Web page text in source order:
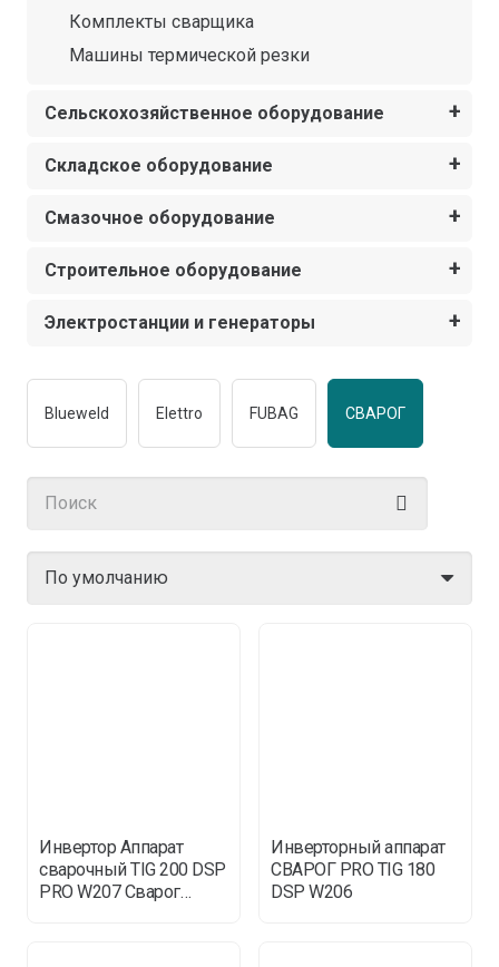
Комплекты сварщика
Машины термической резки
Сельскохозяйственное оборудование
Складское оборудование
Смазочное оборудование
Строительное оборудование
Электростанции и генераторы
Blueweld Elettro FUBAG СВАРОГ
Инвертор Аппарат
сварочный TIG 200 DSP
PRO W207 Сварог
Инверторный аппарат
СВАРОГ PRO TIG 180
DSP W206